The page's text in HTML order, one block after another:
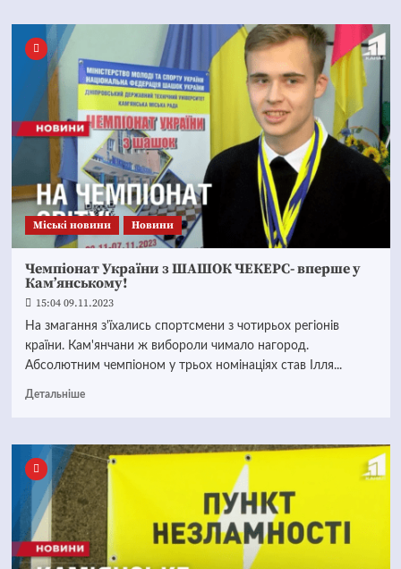
Mіські новини Новини
Чемпіонат України з ШАШОК ЧЕКЕРС- вперше у
Кам’янському!
15:04 09.11.2023
На змагання з'їхались спортсмени з чотирьох регіонів
країни. Кам'янчани ж вибороли чимало нагород.
Абсолютним чемпіоном у трьох номінаціях став Ілля...
Детальніше